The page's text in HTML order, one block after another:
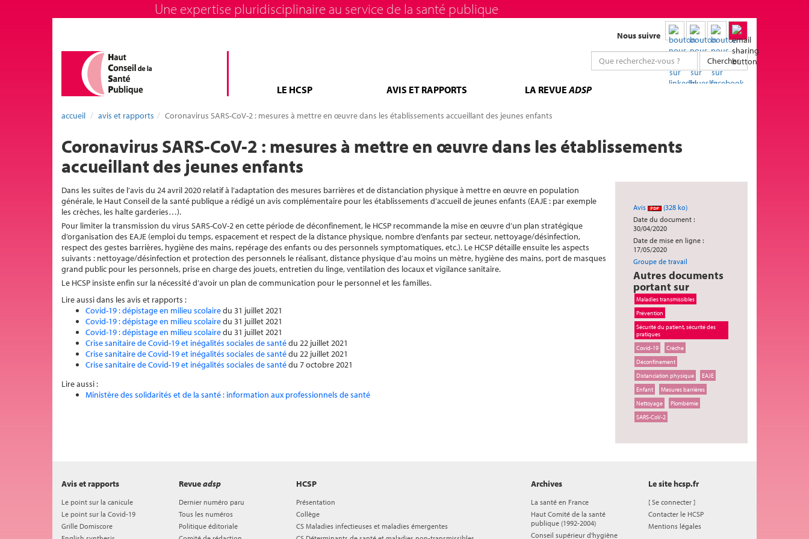
Une expertise pluridisciplinaire au service de la santé publique
Nous suivre
Chercher
LE HCSP AVIS ET RAPPORTS LA REVUEADSP
accueil avis et rapports Coronavirus SARS-CoV-2 : mesures à mettre en œuvre dans les établissements accueillant des jeunes enfants
Coronavirus SARS-CoV-2 : mesures à mettre en œuvre dans les établissements
accueillant des jeunes enfants
Avis
(328 ko)
Date du document :
30/04/2020
Date de mise en ligne :
17/05/2020
Groupe de travail
Autres documents
portant sur
Maladies transmissibles
Prévention
Sécurité du patient, sécurité des
pratiques
Covid-19
Crèche
Déconfinement
Distanciation physique
EAJE
Enfant
Mesures barrières
Nettoyage
Plombémie
SARS-CoV-2
Dans les suites de l’avis du 24 avril 2020 relatif à l’adaptation des mesures barrières et de distanciation physique à mettre en œuvre en population
générale, le Haut Conseil de la santé publique a rédigé un avis complémentaire pour les établissements d’accueil de jeunes enfants (EAJE : par exemple
les crèches, les halte garderies…).
Pour limiter la transmission du virus SARS-CoV-2 en cette période de déconfinement, le HCSP recommande la mise en œuvre d’un plan stratégique
d’organisation des EAJE (emploi du temps, espacement et respect de la distance physique, nombre d’enfants par secteur, nettoyage/désinfection,
respect des gestes barrières, hygiène des mains, repérage des enfants ou des personnels symptomatiques, etc.). Le HCSP détaille ensuite les aspects
suivants : nettoyage/désinfection et protection des personnels le réalisant, distance physique d’au moins un mètre, hygiène des mains, port de masques
grand public pour les personnels, prise en charge des jouets, entretien du linge, ventilation des locaux et vigilance sanitaire.
Le HCSP insiste enfin sur la nécessité d’avoir un plan de communication pour le personnel et les familles.
Lire aussi dans les avis et rapports :
Covid-19 : dépistage en milieu scolairedu 31 juillet 2021
Covid-19 : dépistage en milieu scolairedu 31 juillet 2021
Covid-19 : dépistage en milieu scolairedu 31 juillet 2021
Crise sanitaire de Covid-19 et inégalités sociales de santédu 22 juillet 2021
Crise sanitaire de Covid-19 et inégalités sociales de santédu 22 juillet 2021
Crise sanitaire de Covid-19 et inégalités sociales de santédu 7 octobre 2021
Lire aussi :
Ministère des solidarités et de la santé : information aux professionnels de santé
HCSP
Présentation
Collège
CS Maladies infectieuses et maladies émergentes
Avis et rapports
Le point sur la canicule
Le point sur la Covid-19
Grille Domiscore
Revueadsp
Dernier numéro paru
Tous les numéros
Politique éditoriale
Archives
La santé en France
Haut Comité de la santé
publique (1992-2004)
Conseil supérieur d'hygiène
Le site hcsp.fr
[Se connecter ]
Contacter le HCSP
Mentions légales